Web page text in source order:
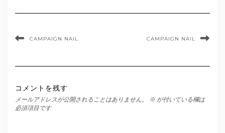
CAMPAIGN NAIL CAMPAIGN NAIL
コメントを残す
メールアドレスが公開されることはありません。 ※ が付いている欄は
必須項目です